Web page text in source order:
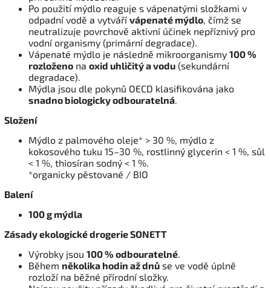
Po použití mýdlo reaguje s vápenatými složkami v
odpadní vodě a vytvářívápenaté mýdlo, čímž se
neutralizuje povrchově aktivní účinek nepříznivý pro
vodní organismy (primární degradace).
Vápenaté mýdlo je následně mikroorganismy 100 %
rozloženo na oxid uhličitý a vodu (sekundární
degradace).
Mýdla jsou dle pokynů OECD klasifikována jako
snadno biologicky odbouratelná.
Složení
Mýdlo z palmového oleje* > 30 %, mýdlo z
kokosového tuku 15–30 %, rostlinný glycerin < 1 %, sůl
< 1 %, thiosíran sodný < 1 %.
*organicky pěstované / BIO
Balení
100 g mýdla
Zásady ekologické drogerie SONETT
Výrobky jsou 100 % odbouratelné.
Během několika hodin až dnů se ve vodě úplně
rozloží na běžné přírodní složky.